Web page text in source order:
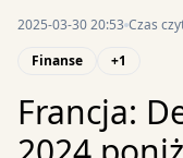
2025-03-30 20:53 Czas
Finanse
+1
Francja: